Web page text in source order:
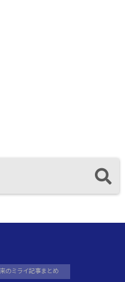
のミライ記事まとめ